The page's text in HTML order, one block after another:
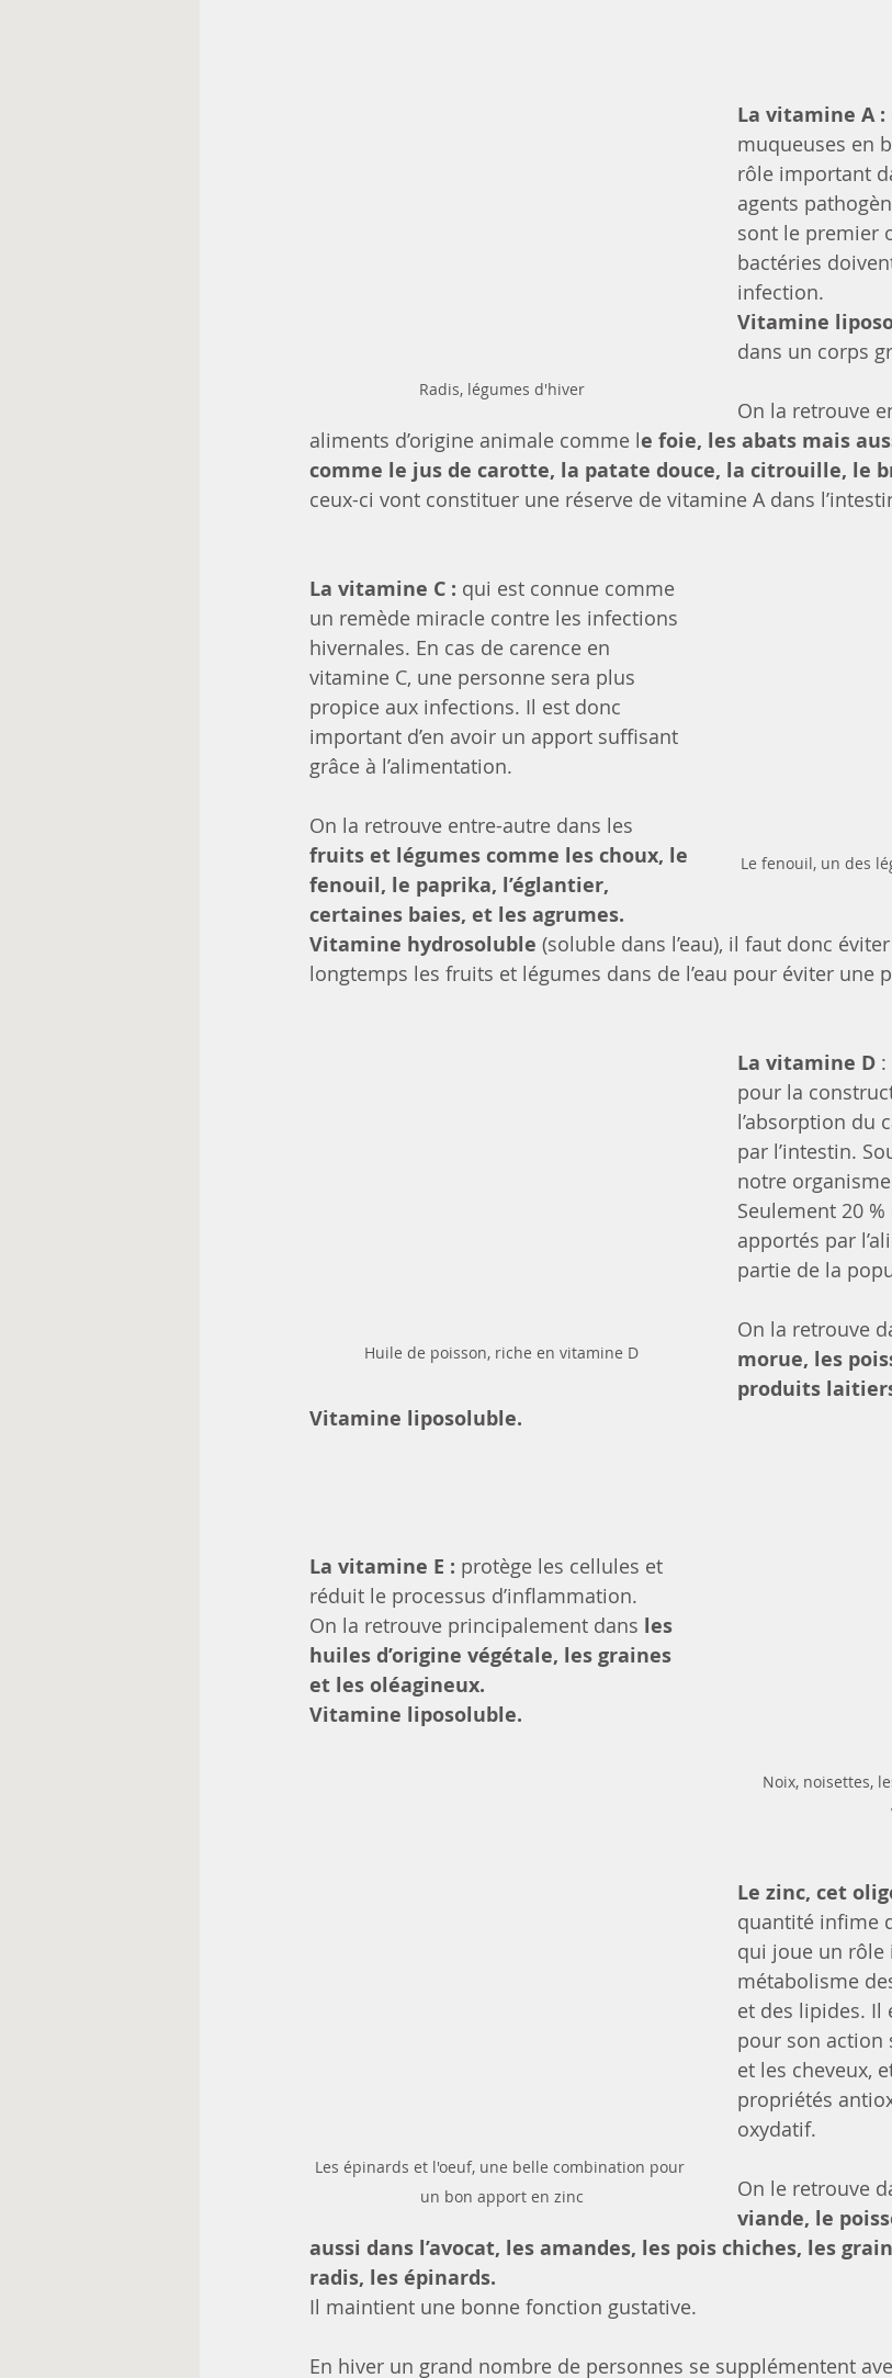
Radis, légumes d'hiver
La vitamine A :
muqueuses en
rôle important
agents
sont le premier
bactéries
infection.
Vitamine
dans un corps
On la retrouve
aliments d’origine animale comme le foie, les abats mais
comme le jus de carotte, la patate douce, la citrouille, le
ceux-ci vont constituer une réserve de vitamine A dans
Le fenouil, un des
La vitamine C : qui est connue comme
un remède miracle contre les infections
hivernales. En cas de carence en
vitamine C, une personne sera plus
propice aux infections. Il est donc
important d’en avoir un apport suffisant
grâce à l’alimentation.
On la retrouve entre-autre dans les
fruits et légumes comme les choux, le
fenouil, le paprika, l’églantier,
certaines baies, et les agrumes.
Vitamine hydrosoluble (soluble dans l’eau), il faut donc
longtemps les fruits et légumes dans de l’eau pour éviter une
Huile de poisson, riche en vitamine D
La vitamine D
pour la
l’absorption du
par l’intestin.
notre
Seulement 20
apportés par
partie de la
On la retrouve
morue, les
produits
Vitamine liposoluble.
Noix, noisettes,
La vitamine E : protège les cellules et
réduit le processus d’inflammation.
On la retrouve principalement dans les
huiles d’origine végétale, les graines
et les oléagineux.
Vitamine liposoluble.
Les épinards et l'oeuf, une belle combination pour
un bon apport en zinc
Le zinc, cet
quantité infime
qui joue un
métabolisme
et des lipides. Il
pour son action
et les cheveux,
propriétés
oxydatif.
On le retrouve
viande, le
aussi dans l’avocat, les amandes, les pois chiches, les
radis, les épinards.
Il maintient une bonne fonction gustative.
En hiver un grand nombre de personnes se supplémentent